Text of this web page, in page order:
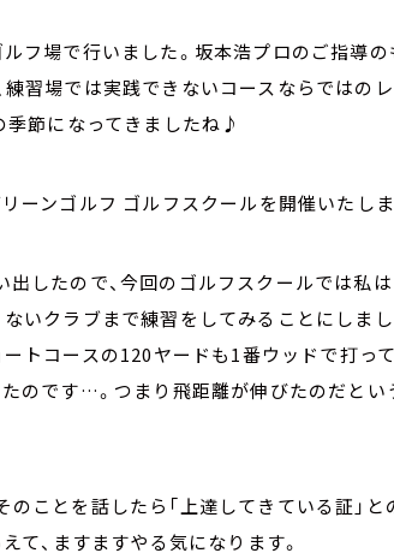
場で行いました。坂本浩プロのご指導の
習場では実践できないコースならではの
季節になってきましたね♪
ーンゴルフ ゴルフスクールを開催いたしま
したので、今回のゴルフスクールでは私
いクラブまで練習をしてみることにしまし
トコースの120ヤードも1番ウッドで打っ
のです…。つまり飛距離が伸びたのだとい
ことを話したら「上達してきている証」と
て、ますますやる気になります。